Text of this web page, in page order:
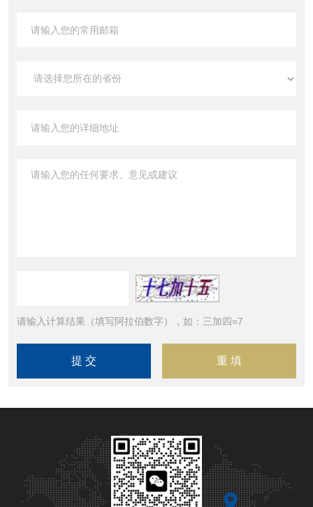
请输入计算结果（填写阿拉伯数字），如：三加四=7